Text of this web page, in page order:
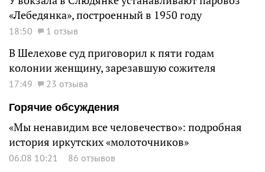
«Лебедянка», построенный в 1950 году
18:50 1 отзыв
В Шелехове суд приговорил к пяти годам
колонии женщину, зарезавшую сожителя
17:49
23 отзыва
Горячие обсуждения
«Мы ненавидим все человечество»: подробная
история иркутских «молоточников»
06.08 10:21 86 отзывов